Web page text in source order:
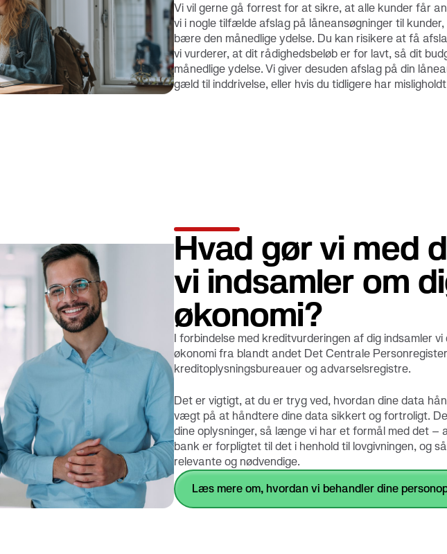
Vi vil gerne gå forrest for at sikre, at alle kunder får
vi i nogle tilfælde afslag på låneansøgninger til
bære den månedlige ydelse. Du kan risikere at få
vi vurderer, at dit rådighedsbeløb er for lavt, så dit
månedlige ydelse. Vi giver desuden afslag på din
gæld til inddrivelse, eller hvis du tidligere har
Hvad gør vi med
vi indsamler om
økonomi?
I forbindelse med kreditvurderingen af dig indsamler vi
økonomi fra blandt andet Det Centrale
kreditoplysningsbureauer og advarselsregistre.
Det er vigtigt, at du er tryg ved, hvordan dine data
vægt på at håndtere dine data sikkert og fortroligt.
dine oplysninger, så længe vi har et formål med det –
bank er forpligtet til det i henhold til lovgivningen, og
relevante og nødvendige.
Læs mere om, hvordan vi behandler dine